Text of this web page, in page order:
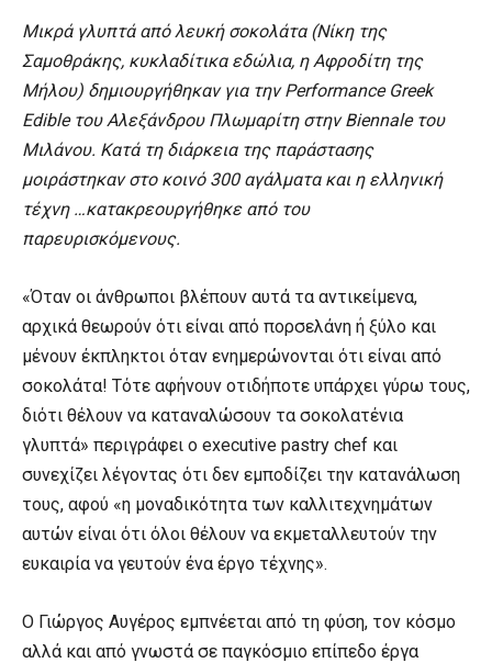
Μικρά γλυπτά από λευκή σοκολάτα (Νίκη της
Σαμοθράκης, κυκλαδίτικα εδώλια, η Αφροδίτη της
Μήλου) δημιουργήθηκαν για την Performance Greek
Edible του Αλεξάνδρου Πλωμαρίτη στην Biennale του
Mιλάνου. Κατά τη διάρκεια της παράστασης
μοιράστηκαν στο κοινό 300 αγάλματα και η ελληνική
τέχνη …κατακρεουργήθηκε από του
παρευρισκόμενους.
«Όταν οι άνθρωποι βλέπουν αυτά τα αντικείμενα,
αρχικά θεωρούν ότι είναι από πορσελάνη ή ξύλο και
μένουν έκπληκτοι όταν ενημερώνονται ότι είναι από
σοκολάτα! Τότε αφήνουν οτιδήποτε υπάρχει γύρω τους,
διότι θέλουν να καταναλώσουν τα σοκολατένια
γλυπτά» περιγράφει ο executive pastry chef και
συνεχίζει λέγοντας ότι δεν εμποδίζει την κατανάλωση
τους, αφού «η μοναδικότητα των καλλιτεχνημάτων
αυτών είναι ότι όλοι θέλουν να εκμεταλλευτούν την
ευκαιρία να γευτούν ένα έργο τέχνης».
Ο Γιώργος Αυγέρος εμπνέεται από τη φύση, τον κόσμο
αλλά και από γνωστά σε παγκόσμιο επίπεδο έργα